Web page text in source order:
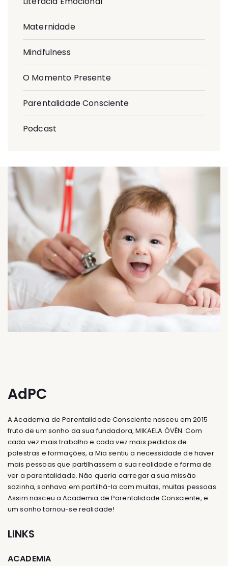
Maternidade
Mindfulness
O Momento Presente
Parentalidade Consciente
Podcast
AdPC
A Academia de Parentalidade Consciente nasceu em 2015
fruto de um sonho da sua fundadora, MIKAELA ÖVÉN. Com
cada vez mais trabalho e cada vez mais pedidos de
palestras e formações, a Mia sentiu a necessidade de haver
mais pessoas que partilhassem a sua realidade e forma de
ver a parentalidade. Não queria carregar a sua missão
sozinha, sonhava em partilhá-la com muitas, muitas pessoas.
Assim nasceu a Academia de Parentalidade Consciente, e
um sonho tornou-se realidade!
LINKS
ACADEMIA